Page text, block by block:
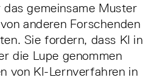
gemeinsame Muster
anderen Forschenden
Sie fordern, dass KI in
die Lupe genommen
von KI-Lernverfahren in